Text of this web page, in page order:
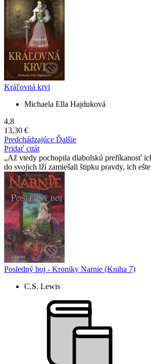
Kráľovná krvi
Michaela Ella Hajduková
4,8
13,30 €
Predchádzajúce Ďalšie
Pridať citát
Až vtedy pochopila diabolskú prefíkanosť
do svojich lží zamiešali štipku pravdy, ich
Posledný boj - Kroniky Narnie (Kniha 7)
C.S. Lewis